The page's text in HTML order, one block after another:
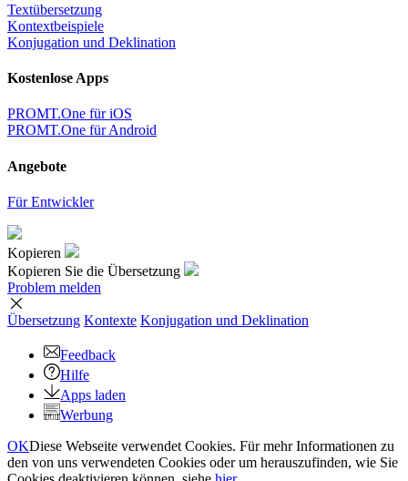
Textübersetzung
Kontextbeispiele
Konjugation und Deklination
Kostenlose Apps
PROMT.One für iOS
PROMT.One für Android
Angebote
Für Entwickler
Kopieren
Kopieren Sie die Übersetzung
Problem melden
Übersetzung Kontexte Konjugation und Deklination
Feedback
Hilfe
Apps laden
Werbung
OKDiese Webseite verwendet Cookies. Für mehr Informationen zu
den von uns verwendeten Cookies oder um herauszufinden, wie Sie